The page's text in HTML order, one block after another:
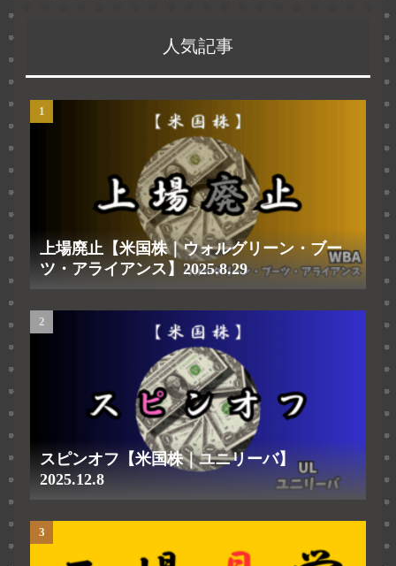
人気記事
上場廃止【米国株｜ウォルグリーン・ブー
ツ・アライアンス】2025.8.29
スピンオフ【米国株｜ユニリーバ】
2025.12.8